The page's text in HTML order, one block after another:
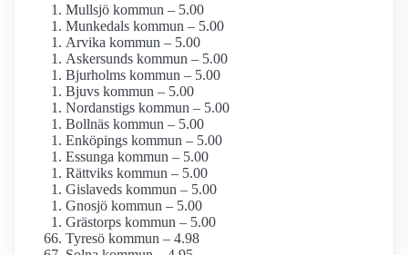
Mullsjö kommun – 5.00
Munkedals kommun – 5.00
Arvika kommun – 5.00
Askersunds kommun – 5.00
Bjurholms kommun – 5.00
Bjuvs kommun – 5.00
Nordanstigs kommun – 5.00
Bollnäs kommun – 5.00
Enköpings kommun – 5.00
Essunga kommun – 5.00
Rättviks kommun – 5.00
Gislaveds kommun – 5.00
Gnosjö kommun – 5.00
Grästorps kommun – 5.00
Tyresö kommun – 4.98